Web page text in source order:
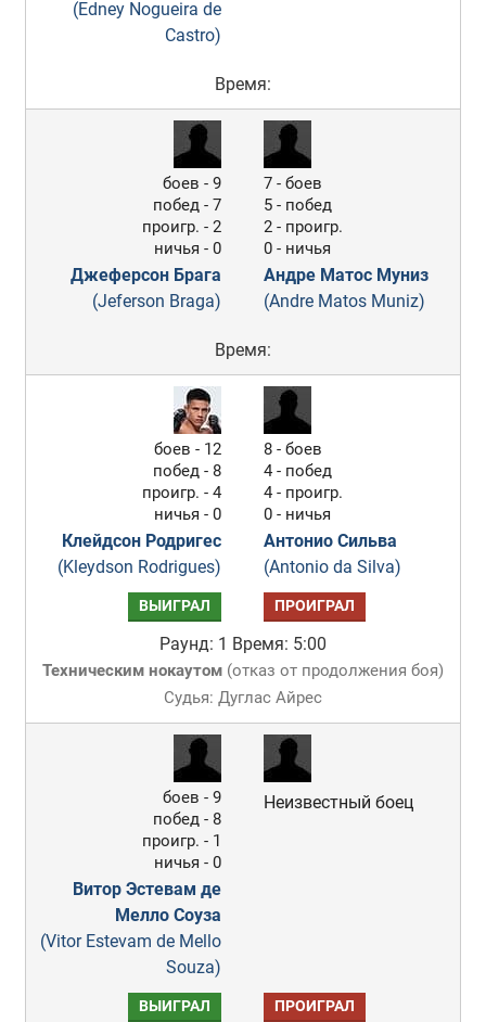
(Edney Nogueira de
Castro)
Время:
боев - 9
побед - 7
проигр. - 2
ничья - 0
Джеферсон Брага
(Jeferson Braga)
7 - боев
5 - побед
2 - проигр.
0 - ничья
Андре Матос Муниз
(Andre Matos Muniz)
Время:
боев - 12
побед - 8
проигр. - 4
ничья - 0
Клейдсон Родригес
(Kleydson Rodrigues)
8 - боев
4 - побед
4 - проигр.
0 - ничья
Антонио Сильва
(Antonio da Silva)
ВЫИГРАЛ ПРОИГРАЛ
Раунд: 1 Время: 5:00
Техническим нокаутом(отказ от продолжения боя)
Судья: Дуглас Айрес
боев - 9
побед - 8
проигр. - 1
ничья - 0
Витор Эстевам де
Мелло Соуза
(Vitor Estevam de Mello
Souza)
Неизвестный боец
ВЫИГРАЛ ПРОИГРАЛ